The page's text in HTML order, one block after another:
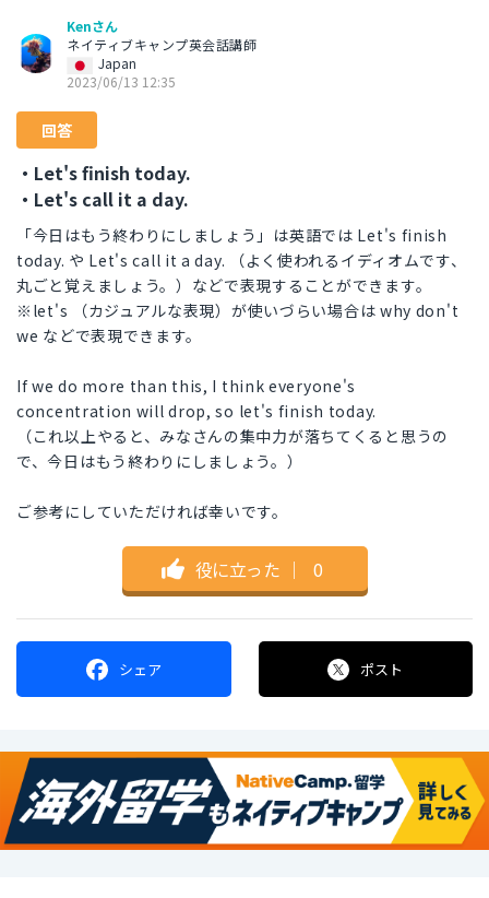
Kenさん
ネイティブキャンプ英会話講師
Japan
2023/06/13 12:35
回答
・Let's finish today.
・Let's call it a day.
「今日はもう終わりにしましょう」は英語では Let's finish
today. や Let's call it a day. （よく使われるイディオムです、
丸ごと覚えましょう。）などで表現することができます。
※let's （カジュアルな表現）が使いづらい場合は why don't
we などで表現できます。
If we do more than this, I think everyone's
concentration will drop, so let's finish today.
（これ以上やると、みなさんの集中力が落ちてくると思うの
で、今日はもう終わりにしましょう。）
ご参考にしていただければ幸いです。
役に立った ｜ 0
シェア ポスト